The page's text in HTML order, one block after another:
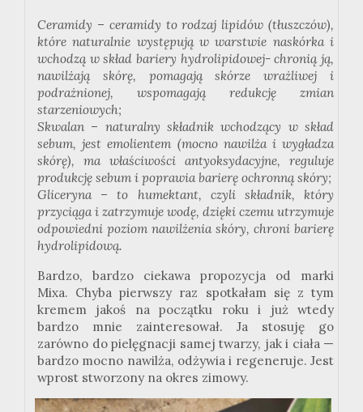
Ceramidy – ceramidy to rodzaj lipidów (tłuszczów),
które naturalnie występują w warstwie naskórka i
wchodzą w skład bariery hydrolipidowej- chronią ją,
nawilżają skórę, pomagają skórze wrażliwej i
podrażnionej, wspomagają redukcję zmian
starzeniowych;
Skwalan – naturalny składnik wchodzący w skład
sebum, jest emolientem (mocno nawilża i wygładza
skórę), ma właściwości antyoksydacyjne, reguluje
produkcję sebum i poprawia barierę ochronną skóry;
Gliceryna – to humektant, czyli składnik, który
przyciąga i zatrzymuje wodę, dzięki czemu utrzymuje
odpowiedni poziom nawilżenia skóry, chroni barierę
hydrolipidową.
Bardzo, bardzo ciekawa propozycja od marki
Mixa. Chyba pierwszy raz spotkałam się z tym
kremem jakoś na początku roku i już wtedy
bardzo mnie zainteresował. Ja stosuję go
zarówno do pielęgnacji samej twarzy, jak i ciała —
bardzo mocno nawilża, odżywia i regeneruje. Jest
wprost stworzony na okres zimowy.